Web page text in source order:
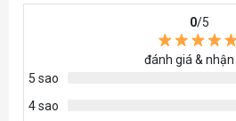
0/5
đánh giá &
5 sao
4 sao